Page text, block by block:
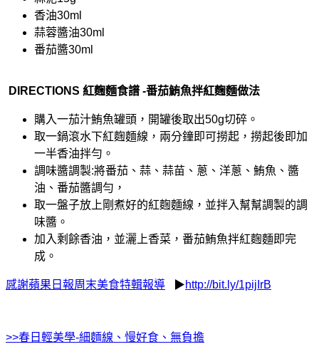
香油30ml
蒜蓉醬油30ml
番茄醬30ml
DIRECTIONS 紅麴麵食譜 -番茄鮪魚拌紅麴麵做法
購入一茄汁鮪魚罐頭，開罐後取出50g切碎。
取一鍋滾水下紅麴麵線，兩分鐘即可撈起，撈起後即加
一半香油拌勻。
調味醬調製:將番茄、蒜、蒜苗、蔥、洋蔥、鮪魚、醬
油、番茄醬調勻，
取一盤子放上剛煮好的紅麴麵線，並拌入幫幫調製的調
味醬。
加入剩餘香油，並灑上香菜，番茄鮪魚拌紅麴麵即完
成。
感謝蘋果日報周末美食特輯報導 ▶http://bit.ly/1pijIrB
>>春日輕美學-細麵線、慢好食、無負擔